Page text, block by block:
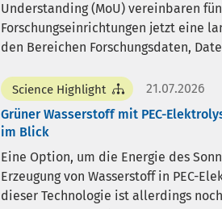
Understanding (MoU) vereinbaren
Forschungseinrichtungen jetzt eine
den Bereichen Forschungsdaten,
Science Highlight
21.07.2026
Grüner Wasserstoff mit PEC-
im Blick
Eine Option, um die Energie des
Erzeugung von Wasserstoff in PEC-
dieser Technologie ist allerdings